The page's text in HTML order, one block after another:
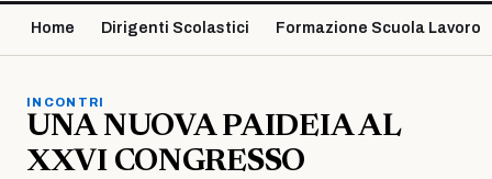
Home Dirigenti Scolastici Formazione Scuola Lavoro
INCONTRI
UNA NUOVA PAIDEIA AL
XXVI CONGRESSO